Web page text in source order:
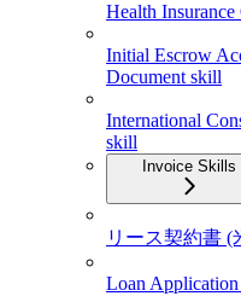
Health
Initial Escrow
Document skill
International
skill
Invoice Skills
リース契約書 (
Loan